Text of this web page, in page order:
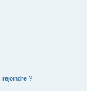
rejoindre ?